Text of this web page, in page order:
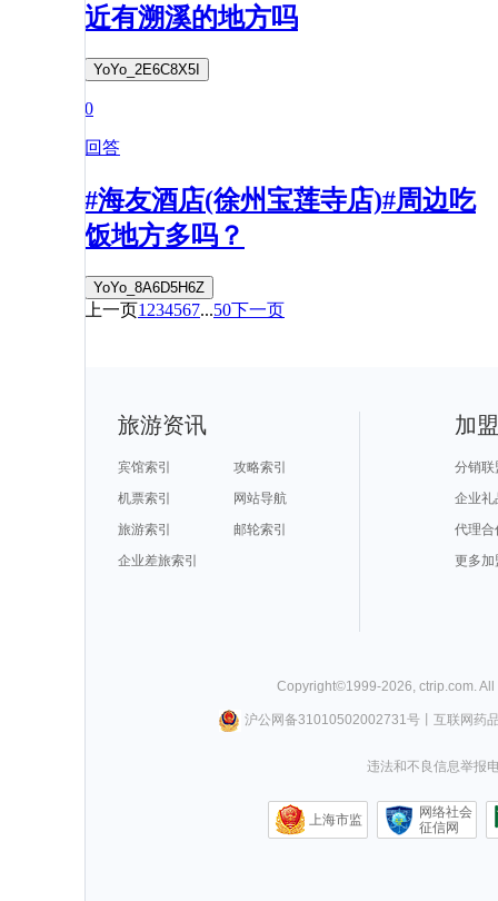
近有溯溪的地方吗
YoYo_2E6C8X5I
0
回答
#海友酒店(徐州宝莲寺店)#周边吃
饭地方多吗？
YoYo_8A6D5H6Z
上一页1 234567...50下一页
旅游资讯
宾馆索引
攻略索引
机票索引
网站导航
旅游索引
邮轮索引
企业差旅索引
加
分销联
企业礼
代理合
更多加
Copyright©1999-2026, ctrip.com.
沪公网备31010502002731号丨 互联网药
违法和不良信息举报
上海市监
网络社会
征信网